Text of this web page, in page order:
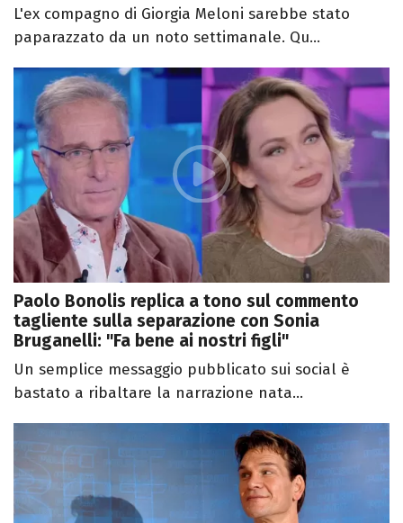
L'ex compagno di Giorgia Meloni sarebbe stato
paparazzato da un noto settimanale. Qu...
Paolo Bonolis replica a tono sul commento
tagliente sulla separazione con Sonia
Bruganelli: "Fa bene ai nostri figli"
Un semplice messaggio pubblicato sui social è
bastato a ribaltare la narrazione nata...